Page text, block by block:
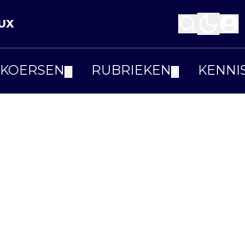
KOERSEN RUBRIEKEN